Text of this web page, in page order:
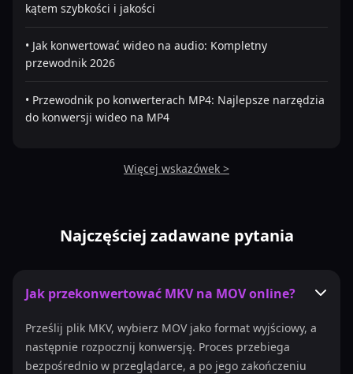
kątem szybkości i jakości
• Jak konwertować wideo na audio: Kompletny
przewodnik 2026
• Przewodnik po konwerterach MP4: Najlepsze narzędzia
do konwersji wideo na MP4
Więcej wskazówek >
Najczęściej zadawane pytania
Jak przekonwertować MKV na MOV online?
Prześlij plik MKV, wybierz MOV jako format wyjściowy, a
następnie rozpocznij konwersję. Proces przebiega
bezpośrednio w przeglądarce, a po jego zakończeniu